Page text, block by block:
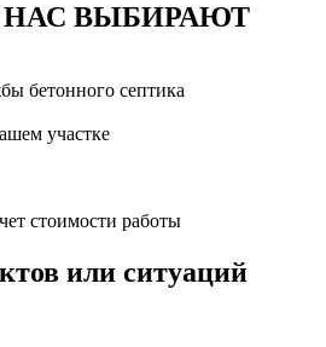
ВЫБИРАЮТ
бетонного септика
участке
стоимости работы
или ситуаций